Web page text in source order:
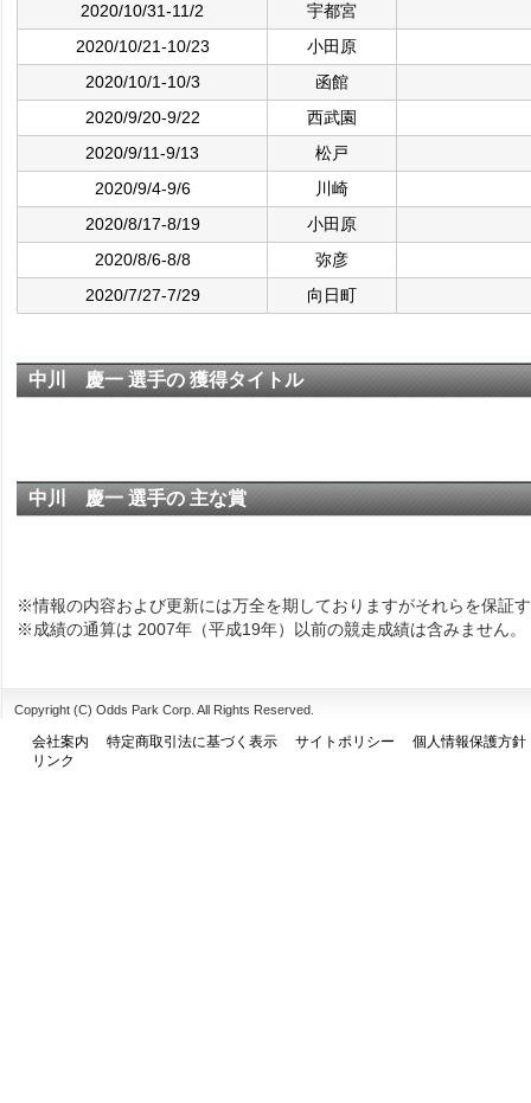
2020/10/31-11/2
宇都宮
2020/10/21-10/23
小田原
2020/10/1-10/3
函館
2020/9/20-9/22
西武園
2020/9/11-9/13
松戸
2020/9/4-9/6
川崎
2020/8/17-8/19
小田原
2020/8/6-8/8
弥彦
2020/7/27-7/29
向日町
中川 慶一 選手の 獲得タイトル
中川 慶一 選手の 主な賞
※情報の内容および更新には万全を期しておりますがそれらを保証
※成績の通算は 2007年（平成19年）以前の競走成績は含みません。
Copyright (C) Odds Park Corp. All Rights Reserved.
会社案内 特定商取引法に基づく表示 サイトポリシー
個人情報保護方針
リンク